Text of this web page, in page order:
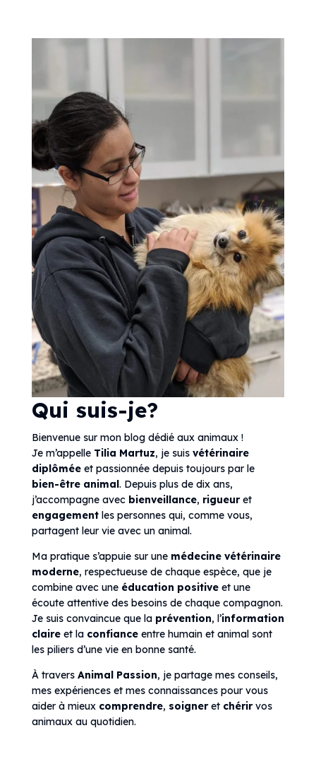
Qui suis-je?
Bienvenue sur mon blog dédié aux animaux !
Je m’appelle Tilia Martuz, je suis vétérinaire
diplôméeet passionnée depuis toujours par le
bien-être animal. Depuis plus de dix ans,
j’accompagne avec bienveillance, rigueuret
engagementles personnes qui, comme vous,
partagent leur vie avec un animal.
Ma pratique s’appuie sur une médecine vétérinaire
moderne, respectueuse de chaque espèce, que je
combine avec une éducation positiveet une
écoute attentive des besoins de chaque compagnon.
Je suis convaincue que la prévention, l’information
claireet la confianceentre humain et animal sont
les piliers d’une vie en bonne santé.
À travers Animal Passion, je partage mes conseils,
mes expériences et mes connaissances pour vous
aider à mieux comprendre, soigneret chérirvos
animaux au quotidien.